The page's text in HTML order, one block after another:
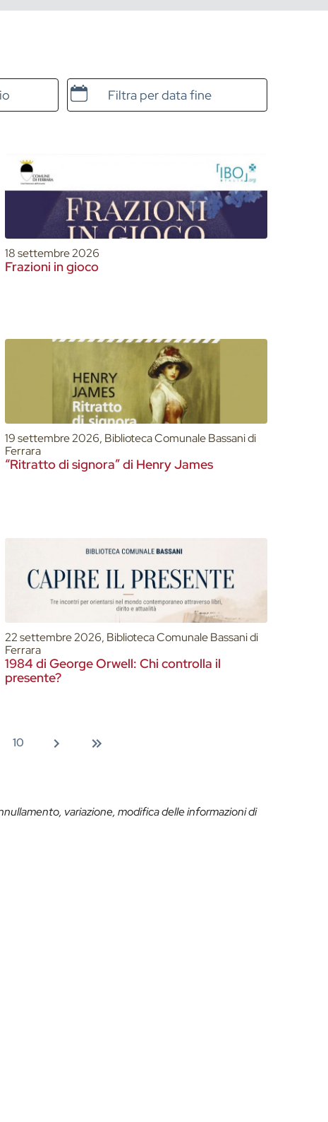
Data e ora di fine
18 settembre 2026
Frazioni in gioco
19 settembre 2026, Biblioteca Comunale Bassani di
Ferrara
“Ritratto di signora” di Henry James
22 settembre 2026, Biblioteca Comunale Bassani di
Ferrara
1984 di George Orwell: Chi controlla il
presente?
10
variazione, modifica delle informazioni di